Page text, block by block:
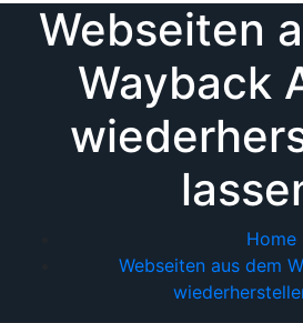
Webseiten
Wayback
Home
Webseiten aus dem